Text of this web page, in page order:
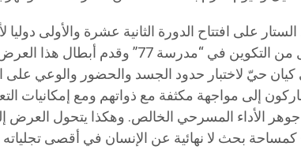
كيان حيّ لاختبار حدود الجسد والحضور والوعي على
إلى مواجهة مكثفة مع ذواتهم ومع إمكانيات
الأداء المسرحي الخالص. وهكذا يتحول